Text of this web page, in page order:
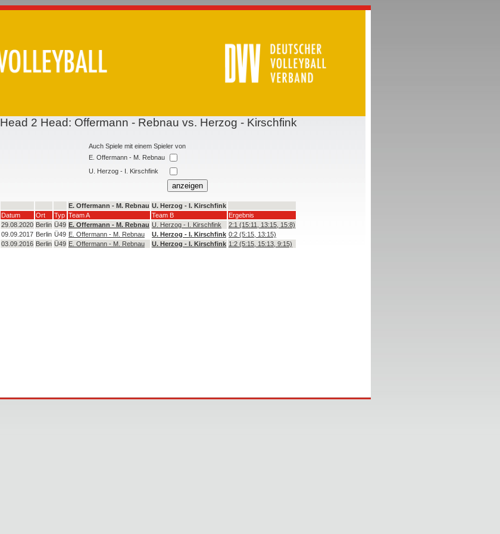
Head 2 Head: Offermann - Rebnau vs. Herzog - Kirschfink
Auch Spiele mit einem Spieler von
E. Offermann - M. Rebnau
U. Herzog - I. Kirschfink
E. Offermann - M. Rebnau U. Herzog - I. Kirschfink
Datum
Ort Typ Team A Team B
Ergebnis
29.08.2020 Berlin Ü49 E. Offermann - M. Rebnau U. Herzog - I. Kirschfink
2:1 (15:11, 13:15, 15:8)
09.09.2017 Berlin Ü49 E. Offermann - M. Rebnau U. Herzog - I. Kirschfink 0:2 (5:15, 13:15)
03.09.2016 Berlin Ü49 E. Offermann - M. Rebnau U. Herzog - I. Kirschfink 1:2 (5:15, 15:13, 9:15)